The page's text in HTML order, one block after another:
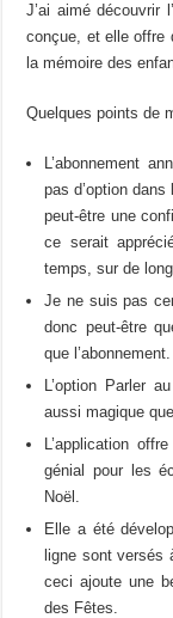
J’ai aimé découvrir
conçue, et elle offre
la mémoire des
Quelques points de
L’abonnement
pas d’option
peut-être une
ce serait
temps, sur de
Je ne suis pas
donc peut-être
que l’abonnement.
L’option Parler
aussi magique
L’application
génial pour les
Noël.
Elle a été
ligne sont versés
ceci ajoute une
des Fêtes.